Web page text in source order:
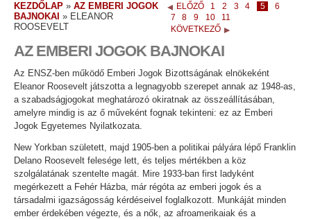
KEZDŐLAP » AZ EMBERI JOGOK
BAJNOKAI » ELEANOR
ROOSEVELT
ELŐZŐ 1 2 3 4 5
6
7
8 9 10
11
KÖVETKEZŐ
AZ EMBERI JOGOK BAJNOKAI
Az ENSZ-ben működő Emberi Jogok Bizottságának elnökeként
Eleanor Roosevelt játszotta a legnagyobb szerepet annak az 1948-as,
a szabadságjogokat meghatározó okiratnak az összeállításában,
amelyre mindig is az ő műveként fognak tekinteni: ez az Emberi
Jogok Egyetemes Nyilatkozata.
New Yorkban született, majd 1905-ben a politikai pályára lépő Franklin
Delano Roosevelt felesége lett, és teljes mértékben a köz
szolgálatának szentelte magát. Mire 1933-ban first ladyként
megérkezett a Fehér Házba, már régóta az emberi jogok és a
társadalmi igazságosság kérdéseivel foglalkozott. Munkáját minden
ember érdekében végezte, és a nők, az afroamerikaiak és a